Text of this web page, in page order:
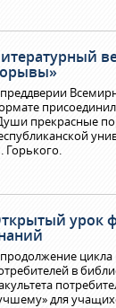
прекрасные
Горького.
урок
в
для